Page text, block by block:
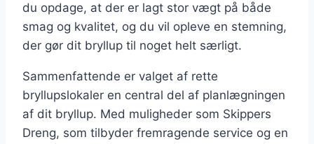
du opdage, at der er lagt stor vægt på både
smag og kvalitet, og du vil opleve en stemning,
der gør dit bryllup til noget helt særligt.
Sammenfattende er valget af rette
bryllupslokaler en central del af planlægningen
af dit bryllup. Med muligheder som Skippers
Dreng, som tilbyder fremragende service og en